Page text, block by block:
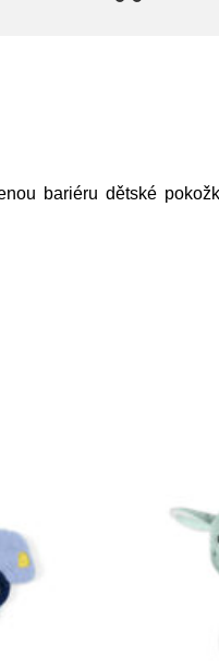
bariéru dětské